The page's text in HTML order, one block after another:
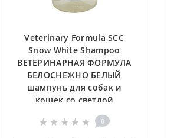
Veterinary Formula SCC
Snow White Shampoo
ВЕТЕРИНАРНАЯ ФОРМУЛА
БЕЛОСНЕЖНО БЕЛЫЙ
шампунь для собак и
кошек со светлой
шерстью, 0.05 л
0